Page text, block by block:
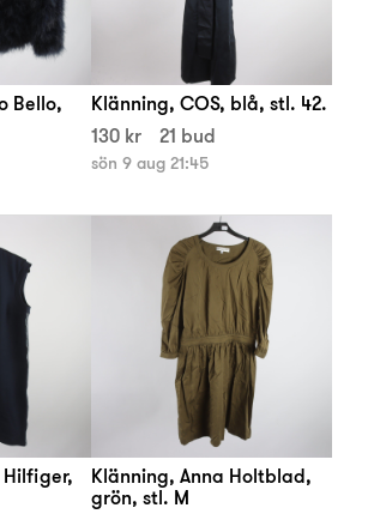
Bello,
Klänning, COS, blå, stl. 42.
130 kr
21 bud
sön 9 aug 21:45
Hilfiger, Klänning, Anna Holtblad,
grön, stl. M